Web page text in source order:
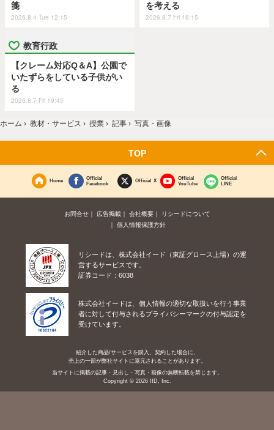
箋
2026.8.4 Tue 12:15
を考える
2026.8.7 Fri 16:15
教育行政
【クレーム対応Q＆A】公園で
いたずらをしている子供がい
る
2026.8.7 Fri 19:45
ホーム › 教材・サービス › 授業 › 記事 › 写真・画像
TOP
Home
Official
Facebook
Official X
Official
YouTube
Official
LINE
お問合せ 広告掲載 会社概要
リシードについて
個人情報保護方針
リシードは、株式会社イード（東証グロース上場）の運
営するサービスです。
証券コード：6038
株式会社イードは、個人情報の適切な取扱いを行う事業
者に対して付与されるプライバシーマークの付与認定を
受けています。
紹介した商品/サービスを購入、契約した場合に、
売上の一部が弊社サイトに還元されることがあります。
当サイトに掲載の記事・見出し・写真・画像の無断転載を禁じます。
Copyright © 2026 IID, Inc.